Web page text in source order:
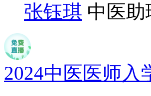
张钰琪 中医
2024中医医师入